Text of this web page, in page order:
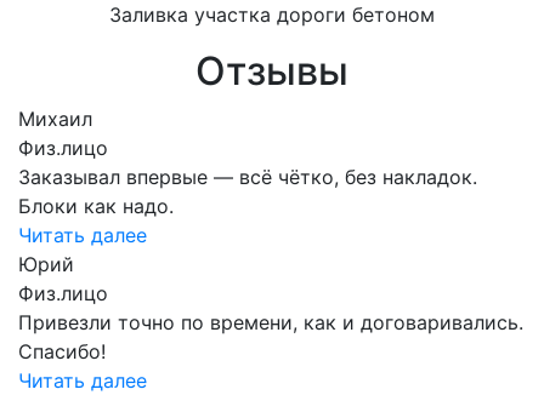
Заливка участка дороги бетоном
Отзывы
Михаил
Физ.лицо
Заказывал впервые — всё чётко, без накладок.
Блоки как надо.
Читать далее
Юрий
Физ.лицо
Привезли точно по времени, как и договаривались.
Спасибо!
Читать далее